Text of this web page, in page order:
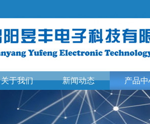
关于我们 新闻动态 产品中